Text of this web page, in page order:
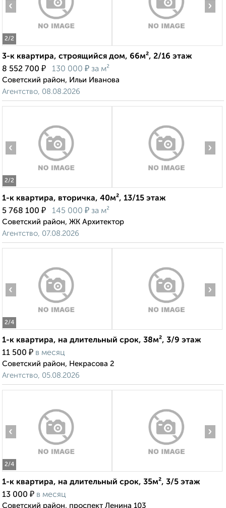
2/2
‹ ›
3-к квартира, строящийся дом, 66м², 2/16 этаж
8 552 700 ₽ 130 000 ₽ за м²
Советский район, Ильи Иванова
Агентство, 08.08.2026
2/2
‹ ›
1-к квартира, вторичка, 40м², 13/15 этаж
5 768 100 ₽ 145 000 ₽ за м²
Советский район, ЖК Архитектор
Агентство, 07.08.2026
2/4
‹ ›
1-к квартира, на длительный срок, 38м², 3/9 этаж
11 500 ₽ в месяц
Советский район, Некрасова 2
Агентство, 05.08.2026
2/4
‹ ›
1-к квартира, на длительный срок, 35м², 3/5 этаж
13 000 ₽ в месяц
Советский район, проспект Ленина 103